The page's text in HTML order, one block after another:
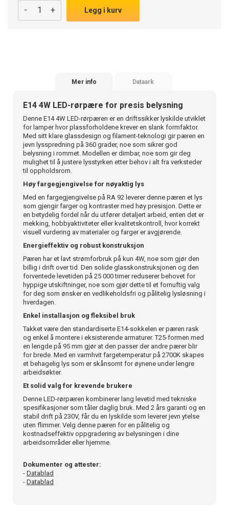
- + Legg i kurv
Mer info Dataark
E14 4W LED-rørpære for presis belysning
Denne E14 4W LED-rørpæren er en driftssikker lyskilde utviklet
for lamper hvor plassforholdene krever en slank formfaktor.
Med sitt klare glassdesign og filament-teknologi gir pæren en
jevn lysspredning på 360 grader, noe som sikrer god
belysning i rommet. Modellen er dimbar, noe som gir deg
mulighet til å justere lysstyrken etter behov i alt fra verksteder
til oppholdsrom.
Høy fargegjengivelse for nøyaktig lys
Med en fargegjengivelse på RA 92 leverer denne pæren et lys
som gjengir farger og kontraster med høy presisjon. Dette er
en betydelig fordel når du utfører detaljert arbeid, enten det er
mekking, hobbyaktiviteter eller kvalitetskontroll, hvor korrekt
visuell vurdering av materialer og farger er avgjørende.
Energieffektiv og robust konstruksjon
Pæren har et lavt strømforbruk på kun 4W, noe som gjør den
billig i drift over tid. Den solide glasskonstruksjonen og den
forventede levetiden på 25 000 timer reduserer behovet for
hyppige utskiftninger, noe som gjør dette til et fornuftig valg
for deg som ønsker en vedlikeholdsfri og pålitelig lysløsning i
hverdagen.
Enkel installasjon og fleksibel bruk
Takket være den standardiserte E14-sokkelen er pæren rask
og enkel å montere i eksisterende armaturer. T25-formen med
en lengde på 95 mm gjør at den passer der andre pærer blir
for brede. Med en varmhvit fargetemperatur på 2700K skapes
et behagelig lys som er skånsomt for øynene under lengre
arbeidsøkter.
Et solid valg for krevende brukere
Denne LED-rørpæren kombinerer lang levetid med tekniske
spesifikasjoner som tåler daglig bruk. Med 2 års garanti og en
stabil drift på 230V, får du en lyskilde som leverer jevn ytelse
uten flimmer. Velg denne pæren for en pålitelig og
kostnadseffektiv oppgradering av belysningen i dine
arbeidsområder eller hjemme.
Dokumenter og attester:
- Datablad
- Datablad